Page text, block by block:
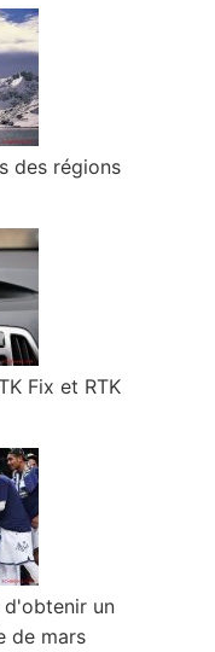
des régions
Fix et RTK
un
de mars